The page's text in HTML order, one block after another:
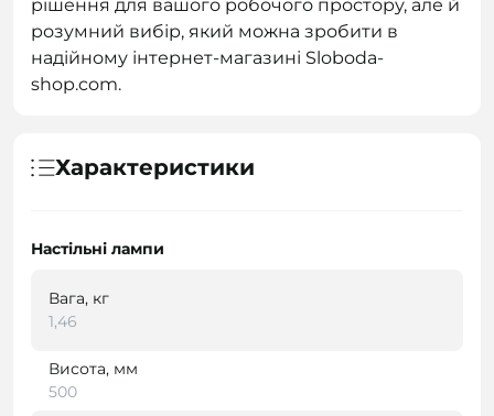
рішення для вашого робочого простору, але й
розумний вибір, який можна зробити в
надійному інтернет-магазині Sloboda-
shop.com.
Характеристики
Настільні лампи
Вага, кг
1,46
Висота, мм
500